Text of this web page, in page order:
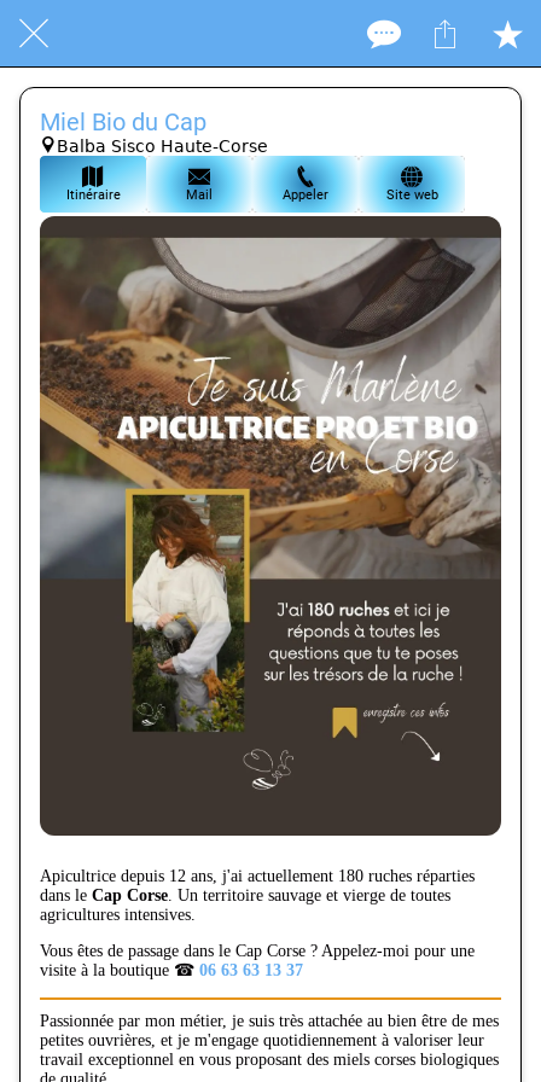
Miel Bio du Cap
Balba Sisco Haute-Corse
Itinéraire Mail Appeler Site web
Apicultrice depuis 12 ans, j'ai actuellement 180 ruches réparties
dans le Cap Corse . Un territoire sauvage et vierge de toutes
agricultures intensives.
Vous êtes de passage dans le Cap Corse ? Appelez-moi pour une
visite à la boutique ☎ 06 63 63 13 37
Passionnée par mon métier, je suis très attachée au bien être de mes
petites ouvrières, et je m'engage quotidiennement à valoriser leur
travail exceptionnel en vous proposant des miels corses biologiques